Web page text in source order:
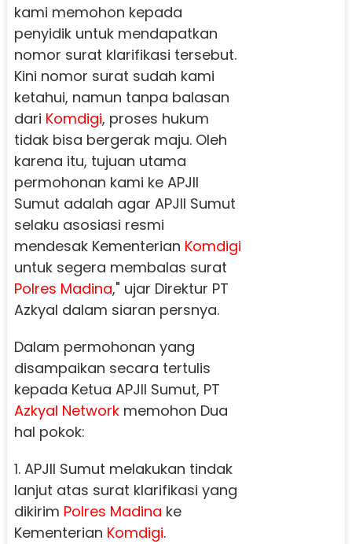
kami memohon kepada
penyidik untuk mendapatkan
nomor surat klarifikasi tersebut.
Kini nomor surat sudah kami
ketahui, namun tanpa balasan
dari Komdigi, proses hukum
tidak bisa bergerak maju. Oleh
karena itu, tujuan utama
permohonan kami ke APJII
Sumut adalah agar APJII Sumut
selaku asosiasi resmi
mendesak Kementerian Komdigi
untuk segera membalas surat
Polres Madina," ujar Direktur PT
Azkyal dalam siaran persnya.
Dalam permohonan yang
disampaikan secara tertulis
kepada Ketua APJII Sumut, PT
Azkyal Networkmemohon Dua
hal pokok:
1. APJII Sumut melakukan tindak
lanjut atas surat klarifikasi yang
dikirim Polres Madina ke
Kementerian Komdigi.